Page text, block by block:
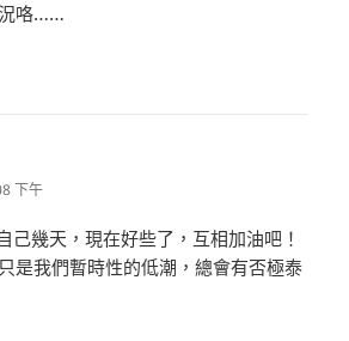
況咯……
下午
己幾天，現在好些了，互相加油吧！
是我們暫時性的低潮，總會有否極泰